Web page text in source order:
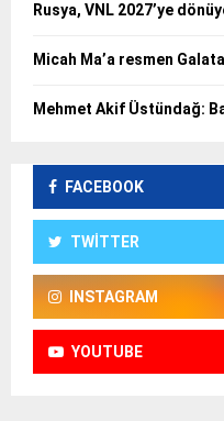
Rusya, VNL 2027’ye
Micah Ma’a resmen
Mehmet Akif Üstündağ:
FACEBOOK
TWITTER
INSTAGRAM
YOUTUBE